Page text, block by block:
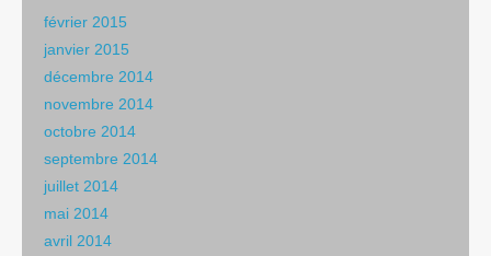
février 2015
janvier 2015
décembre 2014
novembre 2014
octobre 2014
septembre 2014
juillet 2014
mai 2014
avril 2014